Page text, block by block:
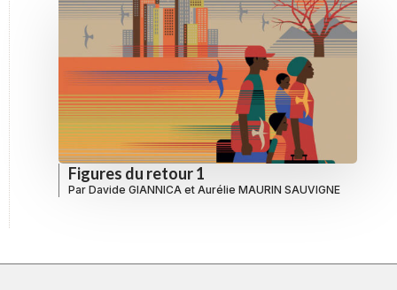
Figures du retour 1
Par Davide GIANNICA et Aurélie MAURIN SAUVIGNE